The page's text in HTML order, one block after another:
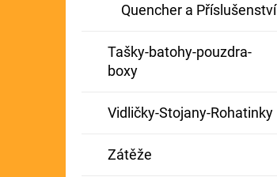
Quencher a Příslušenství
Tašky-batohy-pouzdra-
boxy
Vidličky-Stojany-Rohatinky
Zátěže